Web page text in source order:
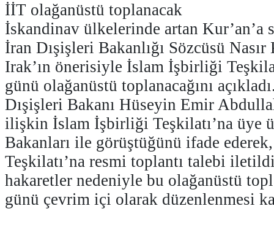
İİT olağanüstü toplanacak
İskandinav ülkelerinde artan Kur’an’a
İran Dışişleri Bakanlığı Sözcüsü
Irak’ın önerisiyle İslam İşbirliği
günü olağanüstü toplanacağını
Dışişleri Bakanı Hüseyin Emir
ilişkin İslam İşbirliği Teşkilatı’na üye
Bakanları ile görüştüğünü ifade
Teşkilatı’na resmi toplantı talebi
hakaretler nedeniyle bu olağanüstü
günü çevrim içi olarak düzenlenmesi